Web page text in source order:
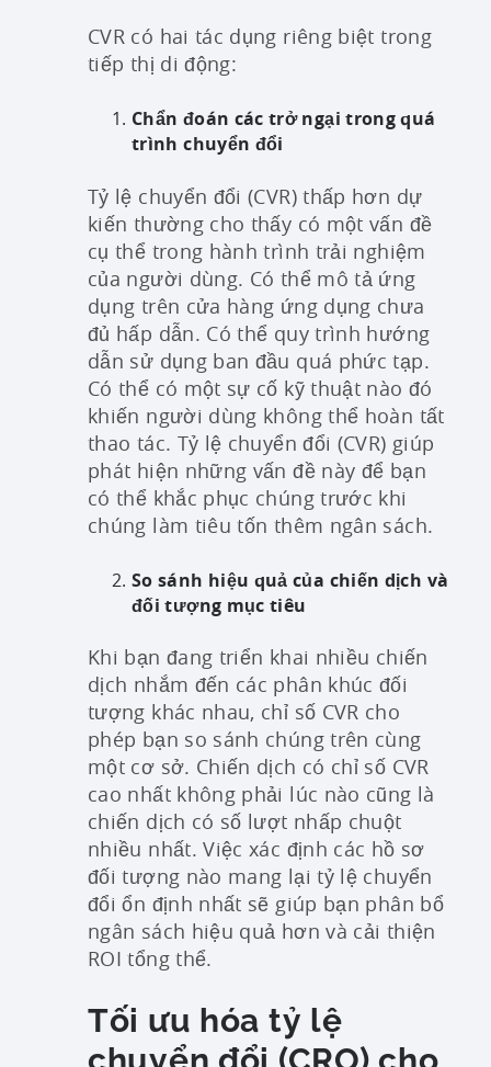
CVR có hai tác dụng riêng biệt trong
tiếp thị di động:
Chẩn đoán các trở ngại trong quá
trình chuyển đổi
Tỷ lệ chuyển đổi (CVR) thấp hơn dự
kiến thường cho thấy có một vấn đề
cụ thể trong hành trình trải nghiệm
của người dùng. Có thể mô tả ứng
dụng trên cửa hàng ứng dụng chưa
đủ hấp dẫn. Có thể quy trình hướng
dẫn sử dụng ban đầu quá phức tạp.
Có thể có một sự cố kỹ thuật nào đó
khiến người dùng không thể hoàn tất
thao tác. Tỷ lệ chuyển đổi (CVR) giúp
phát hiện những vấn đề này để bạn
có thể khắc phục chúng trước khi
chúng làm tiêu tốn thêm ngân sách.
So sánh hiệu quả của chiến dịch và
đối tượng mục tiêu
Khi bạn đang triển khai nhiều chiến
dịch nhắm đến các phân khúc đối
tượng khác nhau, chỉ số CVR cho
phép bạn so sánh chúng trên cùng
một cơ sở. Chiến dịch có chỉ số CVR
cao nhất không phải lúc nào cũng là
chiến dịch có số lượt nhấp chuột
nhiều nhất. Việc xác định các hồ sơ
đối tượng nào mang lại tỷ lệ chuyển
đổi ổn định nhất sẽ giúp bạn phân bổ
ngân sách hiệu quả hơn và cải thiện
ROI tổng thể.
Tối ưu hóa tỷ lệ